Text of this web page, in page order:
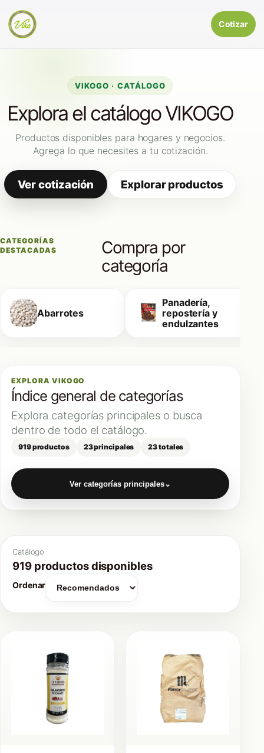
Cotizar
VIKOGO · CATÁLOGO
Explora el catálogo VIKOGO
Productos disponibles para hogares y negocios.
Agrega lo que necesites a tu cotización.
Ver cotización Explorar productos
CATEGORÍAS
DESTACADAS
Compra por
categoría
Abarrotes
Panadería,
repostería y
endulzantes
EXPLORA VIKOGO
Índice general de categorías
Explora categorías principales o busca
dentro de todo el catálogo.
919 productos 23 principales 23 totales
Ver categorías principales⌄
Catálogo
919 productos disponibles
Ordenar